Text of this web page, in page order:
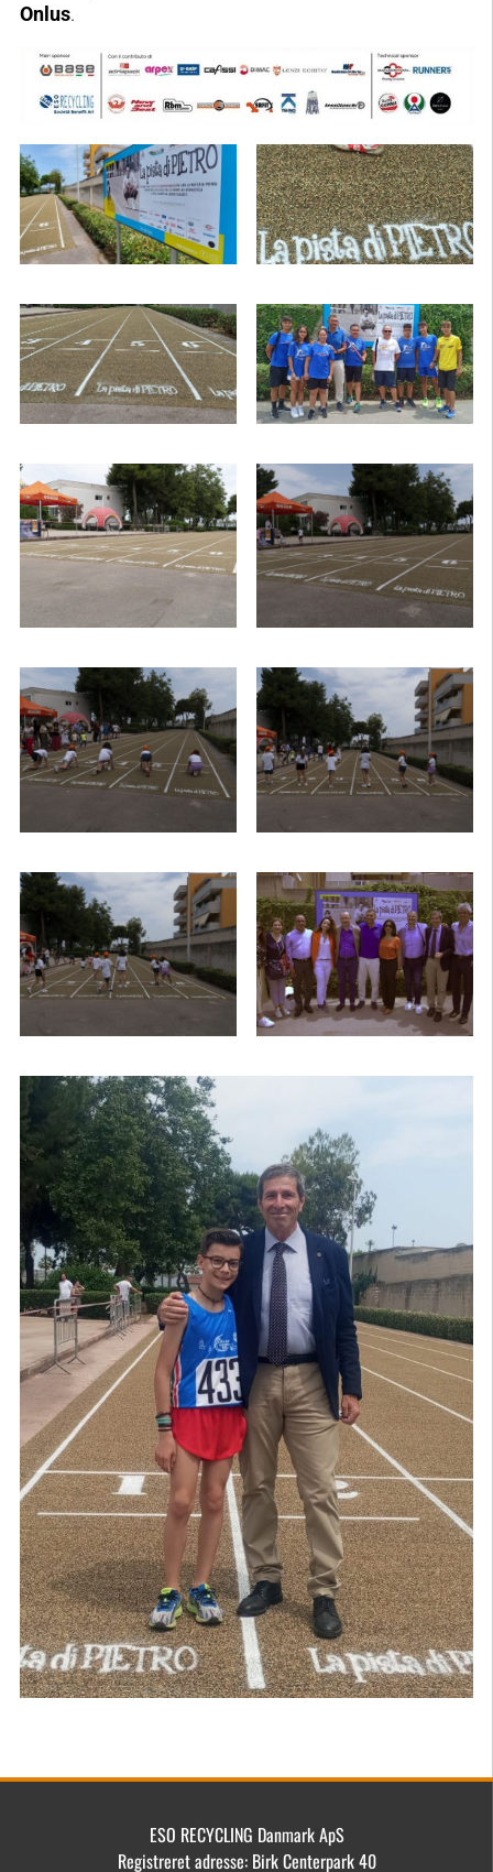
Onlus.
ESO RECYCLING Danmark ApS
Registreret adresse: Birk Centerpark 40